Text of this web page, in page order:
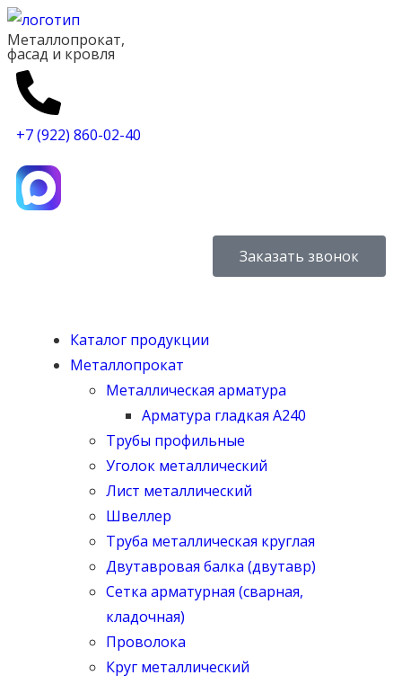
Металлопрокат,
фасад и кровля
+7 (922) 860-02-40
Заказать звонок
Каталог продукции
Металлопрокат
Металлическая арматура
Арматура гладкая А240
Трубы профильные
Уголок металлический
Лист металлический
Швеллер
Труба металлическая круглая
Двутавровая балка (двутавр)
Сетка арматурная (сварная,
кладочная)
Проволока
Круг металлический